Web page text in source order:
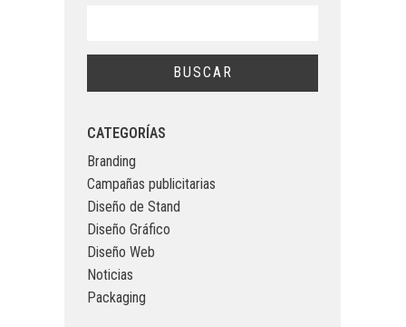
CATEGORÍAS
Branding
Campañas publicitarias
Diseño de Stand
Diseño Gráfico
Diseño Web
Noticias
Packaging